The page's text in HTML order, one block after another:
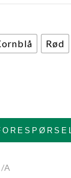
Rød
A